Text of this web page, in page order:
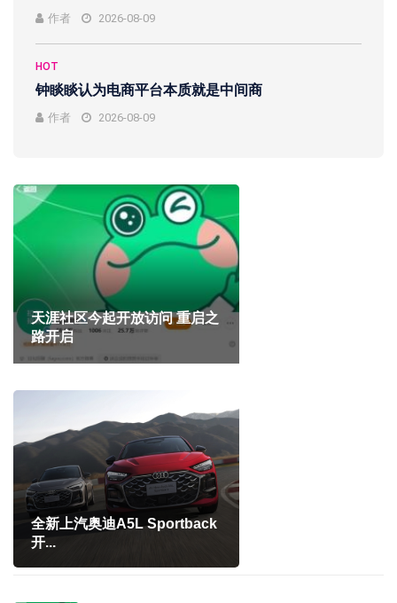
作者 2026-08-09
HOT
钟睒睒认为电商平台本质就是中间商
作者 2026-08-09
天涯社区今起开放访问 重启之
路开启
全新上汽奥迪A5L Sportback
开...